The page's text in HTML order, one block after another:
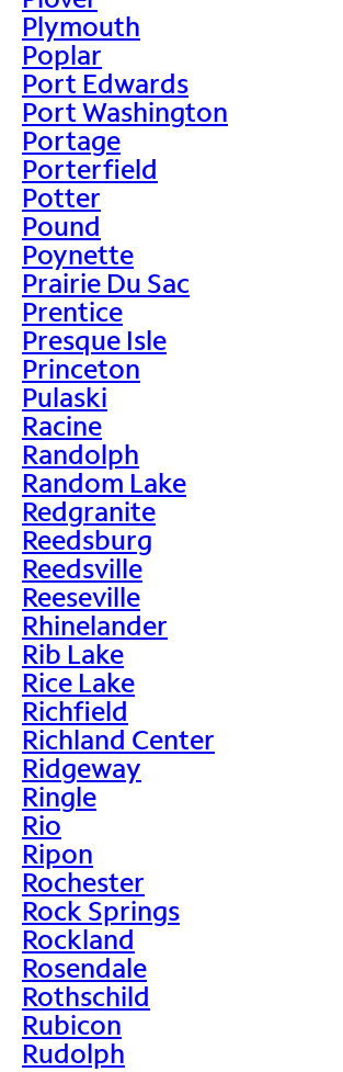
Plymouth
Poplar
Port Edwards
Port Washington
Portage
Porterfield
Potter
Pound
Poynette
Prairie Du Sac
Prentice
Presque Isle
Princeton
Pulaski
Racine
Randolph
Random Lake
Redgranite
Reedsburg
Reedsville
Reeseville
Rhinelander
Rib Lake
Rice Lake
Richfield
Richland Center
Ridgeway
Ringle
Rio
Ripon
Rochester
Rock Springs
Rockland
Rosendale
Rothschild
Rubicon
Rudolph